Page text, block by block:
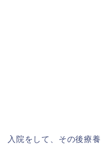
入院をして、その後療